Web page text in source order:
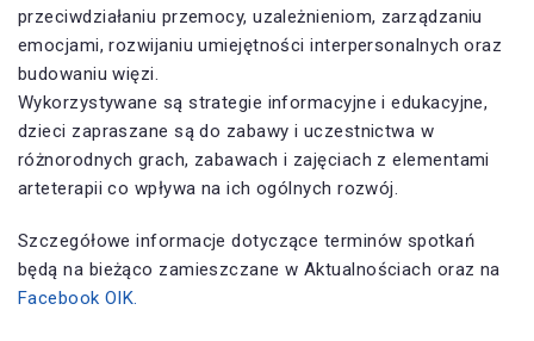
przeciwdziałaniu przemocy, uzależnieniom, zarządzaniu
emocjami, rozwijaniu umiejętności interpersonalnych oraz
budowaniu więzi.
Wykorzystywane są strategie informacyjne i edukacyjne,
dzieci zapraszane są do zabawy i uczestnictwa w
różnorodnych grach, zabawach i zajęciach z elementami
arteterapii co wpływa na ich ogólnych rozwój.
Szczegółowe informacje dotyczące terminów spotkań
będą na bieżąco zamieszczane w Aktualnościach oraz na
Facebook OIK.